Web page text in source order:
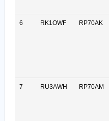
6 RK1OWF RP70AK
7 RU3AWH RP70AM